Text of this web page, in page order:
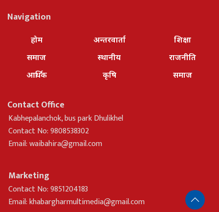
Navigation
होम
समाज
आर्थिक
अन्तरवार्ता
स्थानीय
कृषि
शिक्षा
राजनीति
समाज
Contact Office
Kabhepalanchok, bus park Dhulikhel
Contact No: 9808538302
Email:waibahira@gmail.com
Marketing
Contact No: 9851204183
Email:khabargharmultimedia@gmail.com